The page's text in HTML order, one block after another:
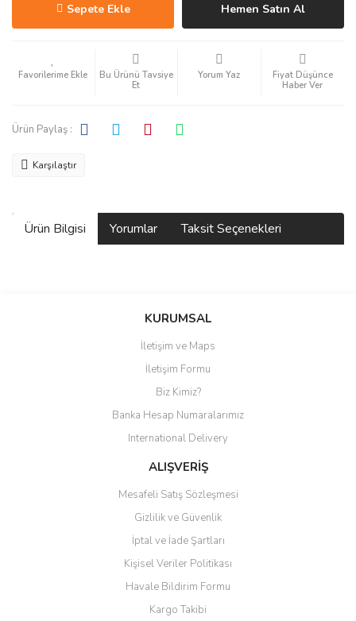
Sepete Ekle Hemen Satın Al
Bu Ürünü Tavsiye
Et
Yorum Yaz
Fiyat Düşünce
Haber Ver
Ürün Paylaş :
Karşılaştır
Ürün Bilgisi Yorumlar Taksit Seçenekleri
Bu ürüne ilk yorumu siz yapın!
Yorum Yaz
KURUMSAL
İletişim ve Maps
İletişim Formu
Biz Kimiz?
Banka Hesap Numaralarımız
International Delivery
ALIŞVERİŞ
Mesafeli Satış Sözleşmesi
Gizlilik ve Güvenlik
İptal ve İade Şartları
Kişisel Veriler Politikası
Havale Bildirim Formu
Kargo Takibi